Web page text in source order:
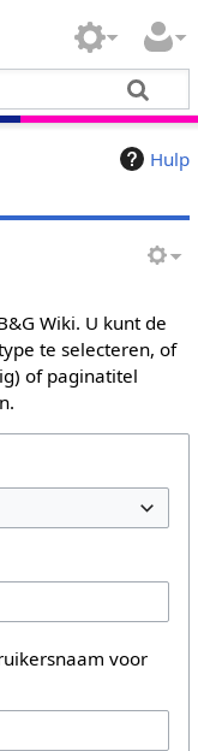
Hulp
Wiki. U kunt de
te selecteren, of
of paginatitel
voor